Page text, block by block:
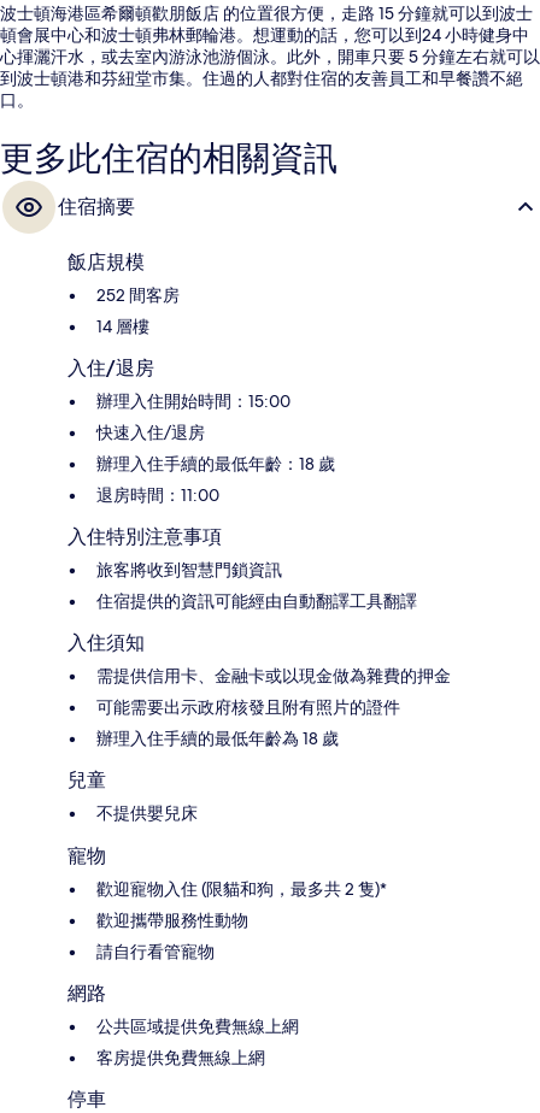
波士頓海港區希爾頓歡朋飯店 的位置很方便，走路 15 分鐘就可以到波士
頓會展中心和波士頓弗林郵輪港。想運動的話，您可以到24 小時健身中
心揮灑汗水，或去室內游泳池游個泳。此外，開車只要 5 分鐘左右就可以
到波士頓港和芬紐堂市集。住過的人都對住宿的友善員工和早餐讚不絕
口。
更多此住宿的相關資訊
住宿摘要
飯店規模
252 間客房
14 層樓
入住/退房
辦理入住開始時間：15:00
快速入住/退房
辦理入住手續的最低年齡：18 歲
退房時間：11:00
入住特別注意事項
旅客將收到智慧門鎖資訊
住宿提供的資訊可能經由自動翻譯工具翻譯
入住須知
需提供信用卡、金融卡或以現金做為雜費的押金
可能需要出示政府核發且附有照片的證件
辦理入住手續的最低年齡為 18 歲
兒童
不提供嬰兒床
寵物
歡迎寵物入住 (限貓和狗，最多共 2 隻)*
歡迎攜帶服務性動物
請自行看管寵物
網路
公共區域提供免費無線上網
客房提供免費無線上網
停車